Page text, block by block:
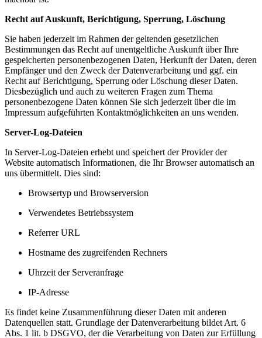
Recht auf Auskunft, Berichtigung, Sperrung, Löschung
Sie haben jederzeit im Rahmen der geltenden gesetzlichen
Bestimmungen das Recht auf unentgeltliche Auskunft über Ihre
gespeicherten personenbezogenen Daten, Herkunft der Daten, deren
Empfänger und den Zweck der Datenverarbeitung und ggf. ein
Recht auf Berichtigung, Sperrung oder Löschung dieser Daten.
Diesbezüglich und auch zu weiteren Fragen zum Thema
personenbezogene Daten können Sie sich jederzeit über die im
Impressum aufgeführten Kontaktmöglichkeiten an uns wenden.
Server-Log-Dateien
In Server-Log-Dateien erhebt und speichert der Provider der
Website automatisch Informationen, die Ihr Browser automatisch an
uns übermittelt. Dies sind:
Browsertyp und Browserversion
Verwendetes Betriebssystem
Referrer URL
Hostname des zugreifenden Rechners
Uhrzeit der Serveranfrage
IP-Adresse
Es findet keine Zusammenführung dieser Daten mit anderen
Datenquellen statt. Grundlage der Datenverarbeitung bildet Art. 6
Abs. 1 lit. b DSGVO, der die Verarbeitung von Daten zur Erfüllung